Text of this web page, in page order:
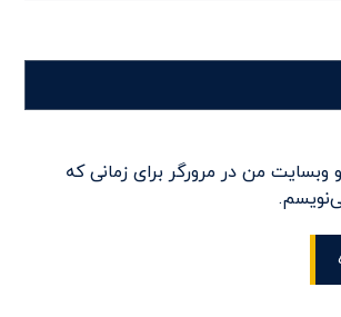
وبسایت من در مرورگر برای زمانی که